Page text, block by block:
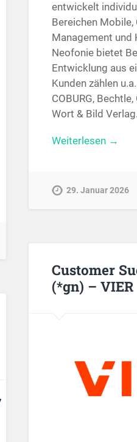
entwickelt
Bereichen
Management und
Neofonie bietet
Entwicklung aus
Kunden zählen
COBURG,
Wort & Bild
Weiterlesen →
29. Januar 2026
Customer
(*gn) – VIER